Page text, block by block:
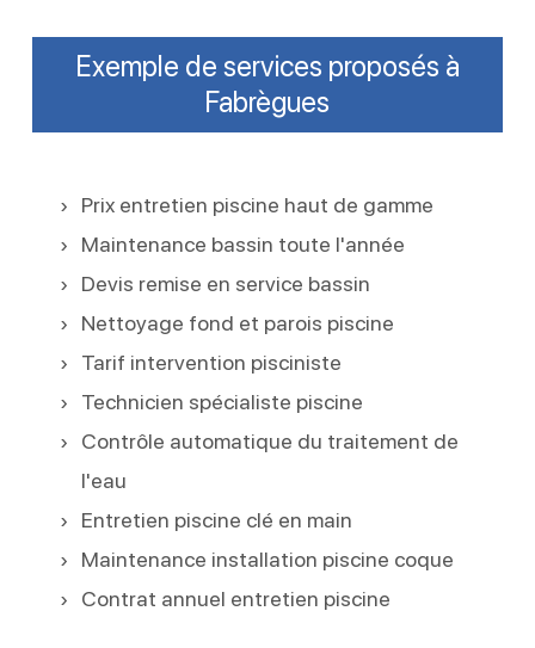
Exemple de services proposés à
Fabrègues
Prix entretien piscine haut de gamme
Maintenance bassin toute l'année
Devis remise en service bassin
Nettoyage fond et parois piscine
Tarif intervention pisciniste
Technicien spécialiste piscine
Contrôle automatique du traitement de
l'eau
Entretien piscine clé en main
Maintenance installation piscine coque
Contrat annuel entretien piscine